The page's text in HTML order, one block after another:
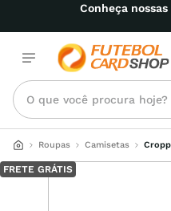
Conheça nossas
O que você procura hoje?
Roupas Camisetas
FRETE GRÁTIS